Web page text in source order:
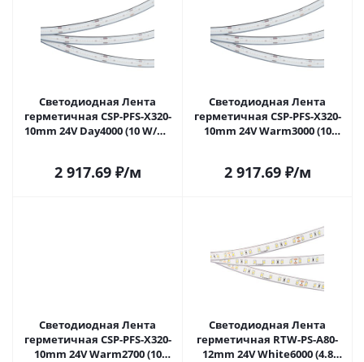
Светодиодная Лента
герметичная CSP-PFS-X320-
10mm 24V Day4000 (10 W/m,
2 917.69₽/м
Светодиодная Лента
герметичная CSP-PFS-X320-
10mm 24V Warm3000 (10
2 917.69₽/м
Светодиодная Лента
герметичная CSP-PFS-X320-
10mm 24V Warm2700 (10
Светодиодная Лента
герметичная RTW-PS-A80-
12mm 24V White6000 (4.8